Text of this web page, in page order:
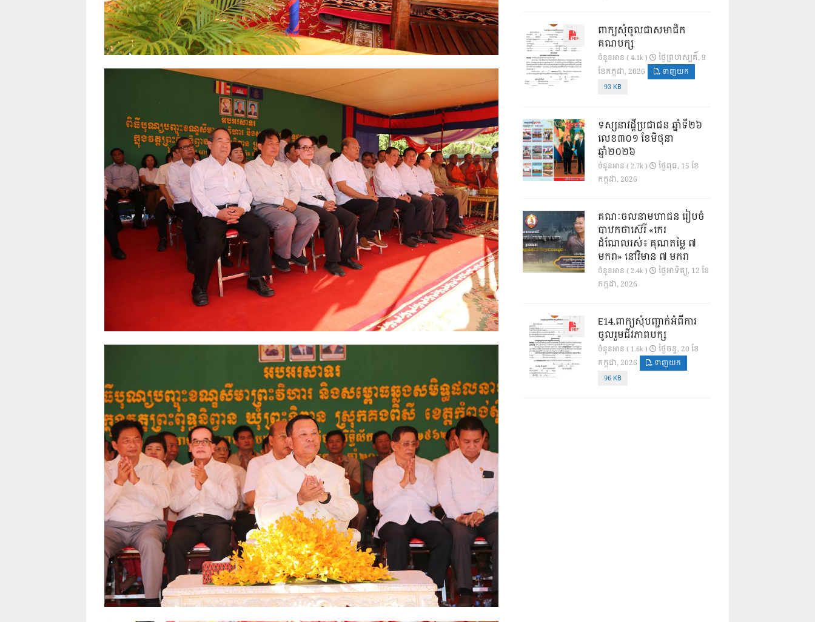
ពាក្យសុំចូលជាសមាជិក
គណបក្ស
ចំនួនអាន ( 4.1k )
ថ្ងៃ​ព្រហស្បតិ៍, 9
ខែ​កក្កដា, 2026
ទាញយក
93 KB
ទស្សនាវដ្ដីប្រជាជន ឆ្នាំទី២៦
លេខ៣០១ ខែមិថុនា
ឆ្នាំ២០២៦
ចំនួនអាន ( 2.7k )
ថ្ងៃ​ពុធ, 15 ខែ​
កក្កដា, 2026
គណៈចលនាមហាជន រៀបចំ
បាឋកថាស៊េរី «កេរ
ដំណែលរស់៖ គុណតម្លៃ ៧
មករា» នៅវិមាន ៧ មករា
ចំនួនអាន ( 2.4k )
ថ្ងៃ​អាទិត្យ, 12 ខែ​
កក្កដា, 2026
E14.ពាក្យសុំបញ្ជាក់អំពីការ
ចូលរួមជីវភាពបក្ស
ចំនួនអាន ( 1.6k )
ថ្ងៃ​ចន្ទ, 20 ខែ​
កក្កដា, 2026
ទាញយក
96 KB